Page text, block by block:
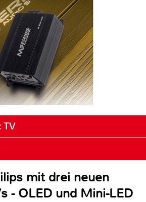
TV
mit drei neuen
- OLED und Mini-LED